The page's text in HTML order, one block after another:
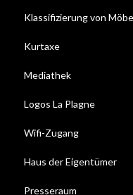
Klassifizierung von
Kurtaxe
Mediathek
Logos La Plagne
Wifi-Zugang
Haus der Eigentümer
Presseraum